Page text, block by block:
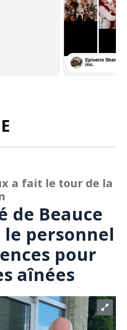
a fait le tour de la
de Beauce
personnel
pour
aînées